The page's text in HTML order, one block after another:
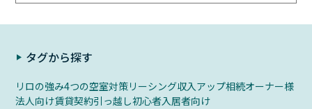
タグから探す
リロの強み4つの空室対策リーシング収入アップ相続オーナー様
法人向け賃貸契約引っ越し初心者入居者向け